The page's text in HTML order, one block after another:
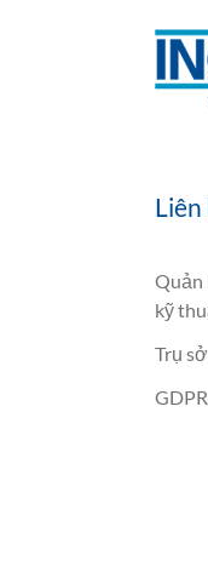
Liên
Quản
kỹ
Trụ
GDPR